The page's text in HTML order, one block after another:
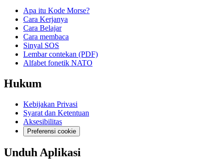
Apa itu Kode Morse?
Cara Kerjanya
Cara Belajar
Cara membaca
Sinyal SOS
Lembar contekan (PDF)
Alfabet fonetik NATO
Hukum
Kebijakan Privasi
Syarat dan Ketentuan
Aksesibilitas
Preferensi cookie
Unduh Aplikasi